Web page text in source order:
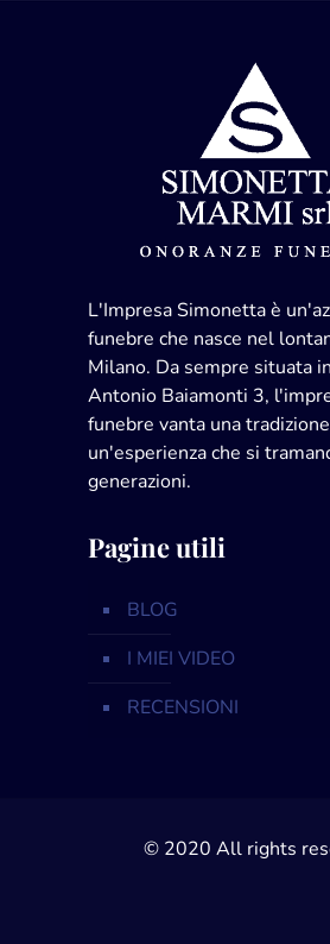
L'Impresa Simonetta è
funebre che nasce nel
Milano. Da sempre situata
Antonio Baiamonti 3,
funebre vanta una
un'esperienza che si
generazioni.
Pagine utili
BLOG
I MIEI VIDEO
RECENSIONI
© 2020 All rights